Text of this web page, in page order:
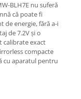
BLH7E nu suferă
că poate fi
de energie, fără a-i
de 7.2V și o
calibrate exact
compacte
cu aparatul pentru